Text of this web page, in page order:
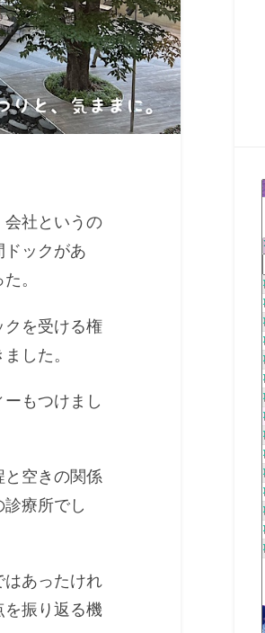
会社というの
ックがあ
。
クを受ける権
した。
もつけまし
空きの関係
療所でし
あったけれ
振り返る機